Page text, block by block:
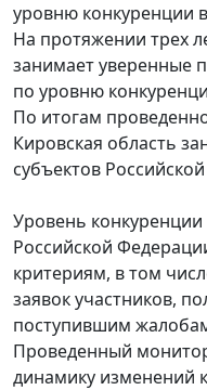
уровню конкуренции
На протяжении трех
занимает уверенные
по уровню
По итогам
Кировская область
субъектов
Уровень конкуренции
Российской
критериям, в том
заявок участников,
поступившим
Проведенный
динамику изменений